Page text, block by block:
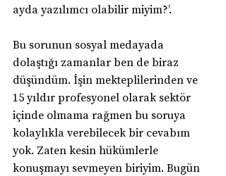
ayda yazılımcı olabilir miyim?’.
Bu sorunun sosyal medayada
dolaştığı zamanlar ben de biraz
düşündüm. İşin mekteplilerinden ve
15 yıldır profesyonel olarak sektör
içinde olmama rağmen bu soruya
kolaylıkla verebilecek bir cevabım
yok. Zaten kesin hükümlerle
konuşmayı sevmeyen biriyim. Bugün